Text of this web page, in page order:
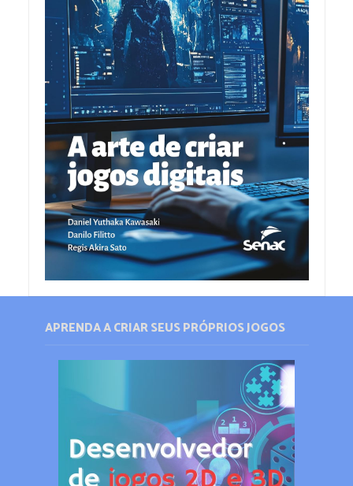
APRENDA A CRIAR SEUS PRÓPRIOS JOGOS